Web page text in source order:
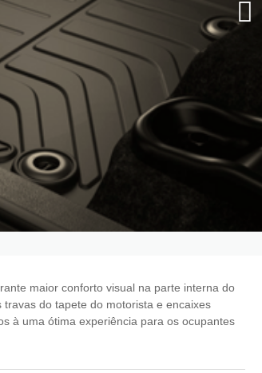
maior conforto visual na parte interna do
do tapete do motorista e encaixes
à uma ótima experiência para os ocupantes